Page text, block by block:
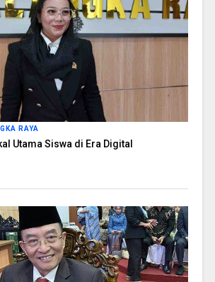
RAYA
Utama Siswa di Era Digital